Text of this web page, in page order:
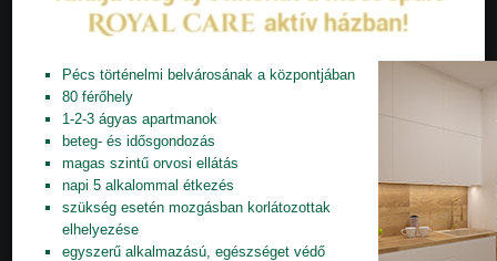
Pécs történelmi belvárosának a központjában
80 férőhely
1-2-3 ágyas apartmanok
beteg- és idősgondozás
magas szintű orvosi ellátás
napi 5 alkalommal étkezés
szükség esetén mozgásban korlátozottak
elhelyezése
egyszerű alkalmazású, egészséget védő